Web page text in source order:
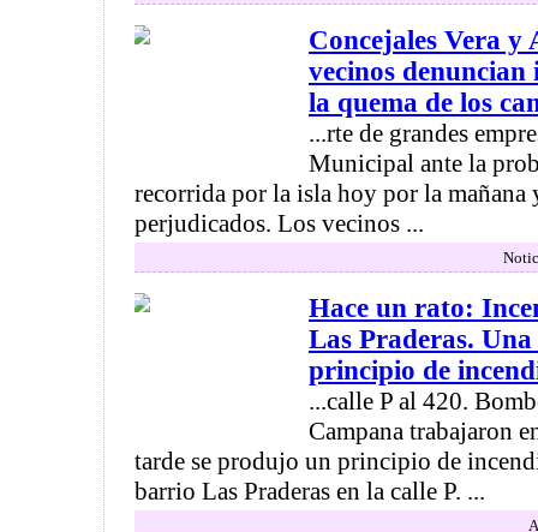
Concejales Vera
vecinos
la quema de los
...rte de grandes
Municipal ante la
recorrida por la isla hoy por la
perjudicados. Los vecinos ...
Hace un rato:
Las Praderas.
principio de
...calle P al 420.
Campana trabajaron
tarde se produjo un principio de
barrio Las Praderas en la calle P. ...